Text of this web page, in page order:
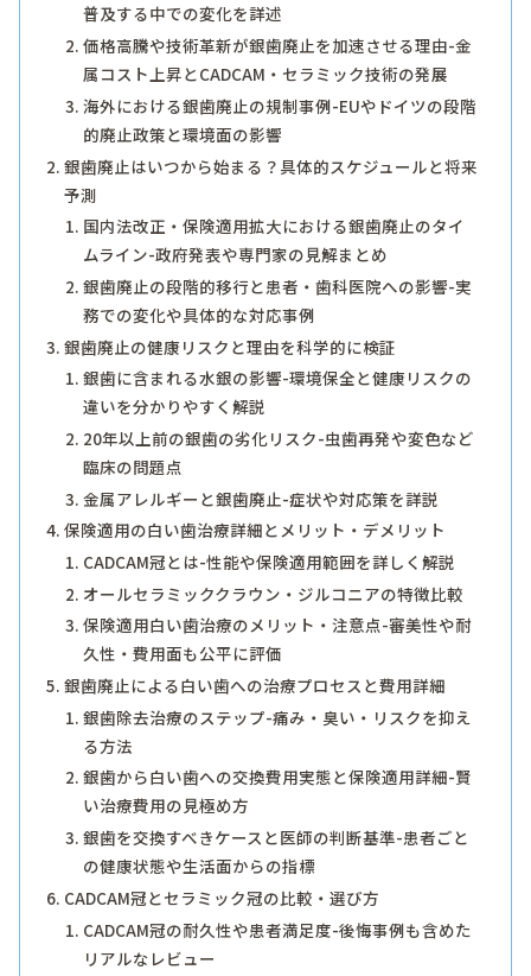
普及する中での変化を詳述
価格高騰や技術革新が銀歯廃止を加速させる理由-金
属コスト上昇とCADCAM・セラミック技術の発展
海外における銀歯廃止の規制事例-EUやドイツの段階
的廃止政策と環境面の影響
銀歯廃止はいつから始まる？具体的スケジュールと将来
予測
国内法改正・保険適用拡大における銀歯廃止のタイ
ムライン-政府発表や専門家の見解まとめ
銀歯廃止の段階的移行と患者・歯科医院への影響-実
務での変化や具体的な対応事例
銀歯廃止の健康リスクと理由を科学的に検証
銀歯に含まれる水銀の影響-環境保全と健康リスクの
違いを分かりやすく解説
20年以上前の銀歯の劣化リスク-虫歯再発や変色など
臨床の問題点
金属アレルギーと銀歯廃止-症状や対応策を詳説
保険適用の白い歯治療詳細とメリット・デメリット
CADCAM冠とは-性能や保険適用範囲を詳しく解説
オールセラミッククラウン・ジルコニアの特徴比較
保険適用白い歯治療のメリット・注意点-審美性や耐
久性・費用面も公平に評価
銀歯廃止による白い歯への治療プロセスと費用詳細
銀歯除去治療のステップ-痛み・臭い・リスクを抑え
る方法
銀歯から白い歯への交換費用実態と保険適用詳細-賢
い治療費用の見極め方
銀歯を交換すべきケースと医師の判断基準-患者ごと
の健康状態や生活面からの指標
CADCAM冠とセラミック冠の比較・選び方
CADCAM冠の耐久性や患者満足度-後悔事例も含めた
リアルなレビュー